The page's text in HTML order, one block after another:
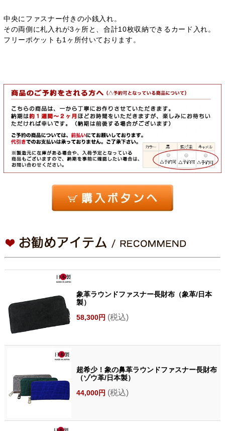
中央にファスナー付きの小銭入れ。
その両側に札入れが3ヶ所と、合計10枚収納できるカード入れ。
フリーポケットも1ヶ所付いております。
象革ラウンドファスナー長財布（象革/日本
製）
58,300円 (税込)
超希少！象の鼻革ラウンドファスナー長財布
（ゾウ革/日本製）
44,000円 (税込)